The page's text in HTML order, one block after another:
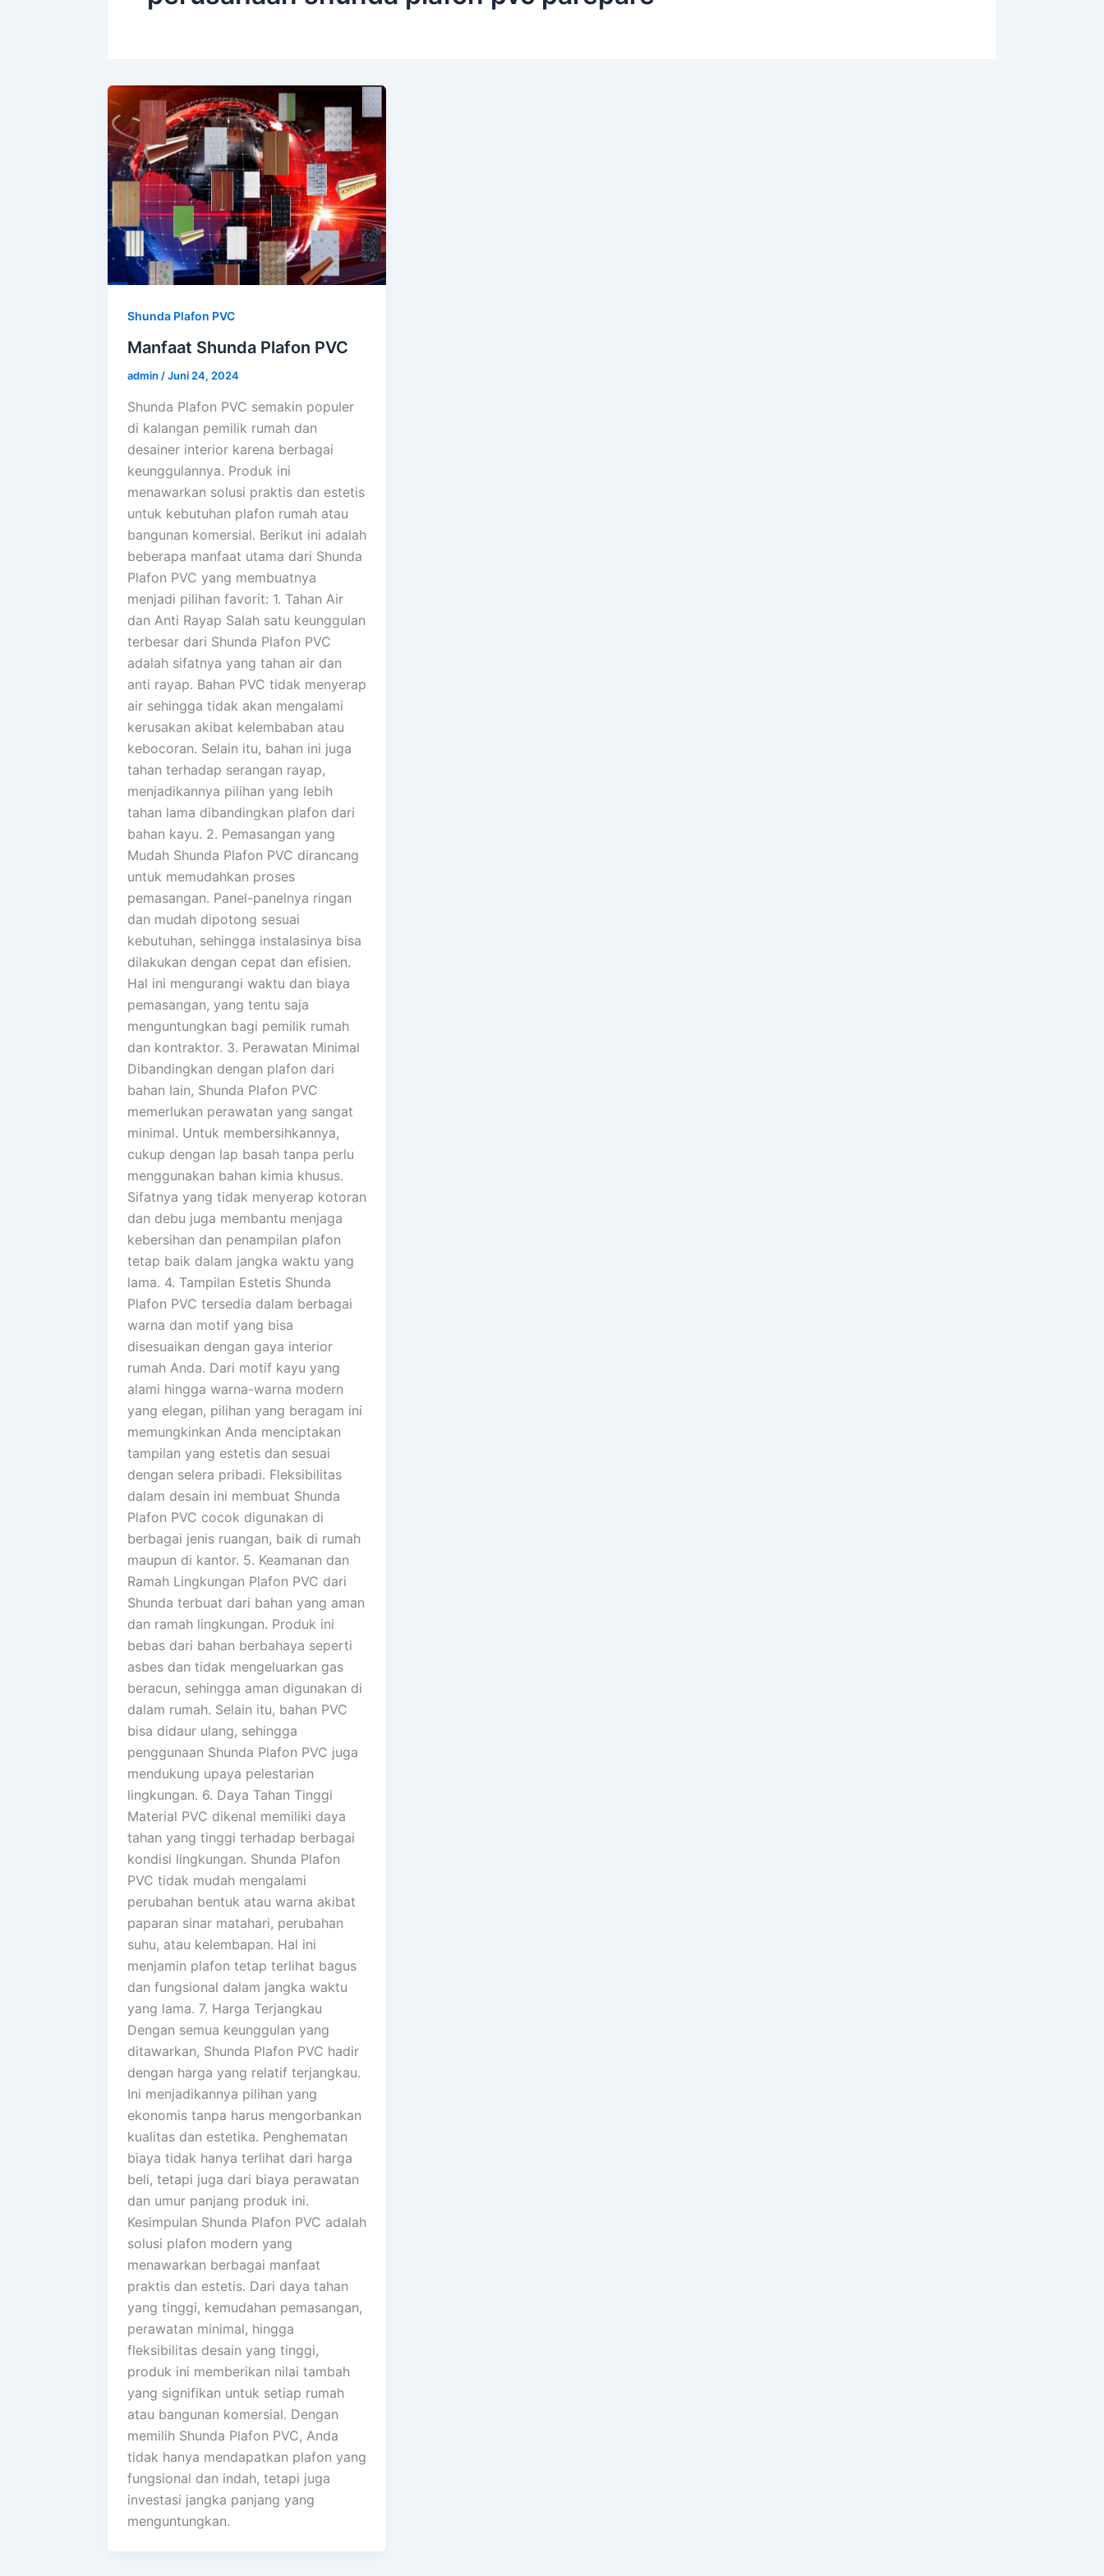
Shunda Plafon PVC
Manfaat Shunda Plafon PVC
admin /Juni 24, 2024
Shunda Plafon PVC semakin populer
di kalangan pemilik rumah dan
desainer interior karena berbagai
keunggulannya. Produk ini
menawarkan solusi praktis dan estetis
untuk kebutuhan plafon rumah atau
bangunan komersial. Berikut ini adalah
beberapa manfaat utama dari Shunda
Plafon PVC yang membuatnya
menjadi pilihan favorit: 1. Tahan Air
dan Anti Rayap Salah satu keunggulan
terbesar dari Shunda Plafon PVC
adalah sifatnya yang tahan air dan
anti rayap. Bahan PVC tidak menyerap
air sehingga tidak akan mengalami
kerusakan akibat kelembaban atau
kebocoran. Selain itu, bahan ini juga
tahan terhadap serangan rayap,
menjadikannya pilihan yang lebih
tahan lama dibandingkan plafon dari
bahan kayu. 2. Pemasangan yang
Mudah Shunda Plafon PVC dirancang
untuk memudahkan proses
pemasangan. Panel-panelnya ringan
dan mudah dipotong sesuai
kebutuhan, sehingga instalasinya bisa
dilakukan dengan cepat dan efisien.
Hal ini mengurangi waktu dan biaya
pemasangan, yang tentu saja
menguntungkan bagi pemilik rumah
dan kontraktor. 3. Perawatan Minimal
Dibandingkan dengan plafon dari
bahan lain, Shunda Plafon PVC
memerlukan perawatan yang sangat
minimal. Untuk membersihkannya,
cukup dengan lap basah tanpa perlu
menggunakan bahan kimia khusus.
Sifatnya yang tidak menyerap kotoran
dan debu juga membantu menjaga
kebersihan dan penampilan plafon
tetap baik dalam jangka waktu yang
lama. 4. Tampilan Estetis Shunda
Plafon PVC tersedia dalam berbagai
warna dan motif yang bisa
disesuaikan dengan gaya interior
rumah Anda. Dari motif kayu yang
alami hingga warna-warna modern
yang elegan, pilihan yang beragam ini
memungkinkan Anda menciptakan
tampilan yang estetis dan sesuai
dengan selera pribadi. Fleksibilitas
dalam desain ini membuat Shunda
Plafon PVC cocok digunakan di
berbagai jenis ruangan, baik di rumah
maupun di kantor. 5. Keamanan dan
Ramah Lingkungan Plafon PVC dari
Shunda terbuat dari bahan yang aman
dan ramah lingkungan. Produk ini
bebas dari bahan berbahaya seperti
asbes dan tidak mengeluarkan gas
beracun, sehingga aman digunakan di
dalam rumah. Selain itu, bahan PVC
bisa didaur ulang, sehingga
penggunaan Shunda Plafon PVC juga
mendukung upaya pelestarian
lingkungan. 6. Daya Tahan Tinggi
Material PVC dikenal memiliki daya
tahan yang tinggi terhadap berbagai
kondisi lingkungan. Shunda Plafon
PVC tidak mudah mengalami
perubahan bentuk atau warna akibat
paparan sinar matahari, perubahan
suhu, atau kelembapan. Hal ini
menjamin plafon tetap terlihat bagus
dan fungsional dalam jangka waktu
yang lama. 7. Harga Terjangkau
Dengan semua keunggulan yang
ditawarkan, Shunda Plafon PVC hadir
dengan harga yang relatif terjangkau.
Ini menjadikannya pilihan yang
ekonomis tanpa harus mengorbankan
kualitas dan estetika. Penghematan
biaya tidak hanya terlihat dari harga
beli, tetapi juga dari biaya perawatan
dan umur panjang produk ini.
Kesimpulan Shunda Plafon PVC adalah
solusi plafon modern yang
menawarkan berbagai manfaat
praktis dan estetis. Dari daya tahan
yang tinggi, kemudahan pemasangan,
perawatan minimal, hingga
fleksibilitas desain yang tinggi,
produk ini memberikan nilai tambah
yang signifikan untuk setiap rumah
atau bangunan komersial. Dengan
memilih Shunda Plafon PVC, Anda
tidak hanya mendapatkan plafon yang
fungsional dan indah, tetapi juga
investasi jangka panjang yang
menguntungkan.